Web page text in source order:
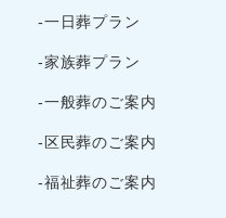
2022年9月
2022年8月
2022年5月
2022年4月
2022年3月
-一日葬プラン
-家族葬プラン
-一般葬のご案内
-区民葬のご案内
-福祉葬のご案内